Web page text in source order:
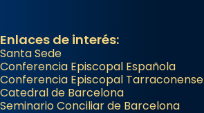
Enlaces de interés:
Santa Sede
Conferencia Episcopal Española
Conferencia Episcopal Tarraconense
Catedral de Barcelona
Seminario Conciliar de Barcelona